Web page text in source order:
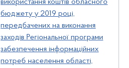
використання коштів обласного
бюджету у 2019 році,
передбачених на виконання
заходів Регіональної програми
забезпечення інформаційних
потреб населення області,